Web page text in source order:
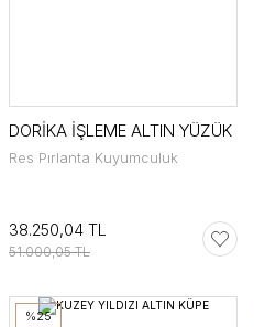
DORİKA İŞLEME ALTIN YÜZÜK
Res Pırlanta Kuyumculuk
38.250,04 TL
51.000,05 TL
%25